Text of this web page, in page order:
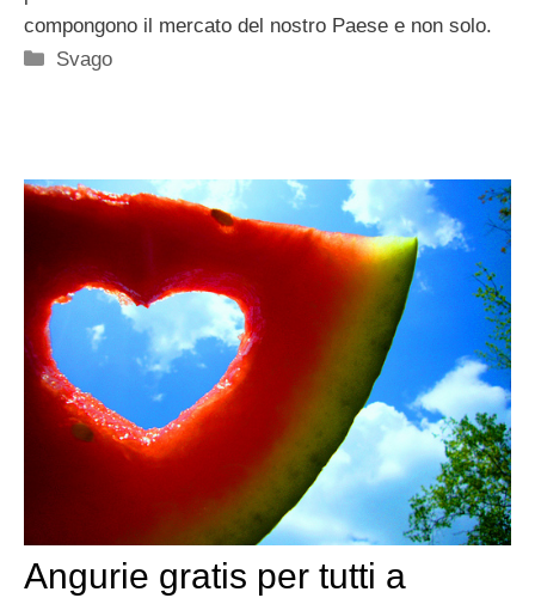
compongono il mercato del nostro Paese e non solo.
Categorie
Svago
Angurie gratis per tutti a